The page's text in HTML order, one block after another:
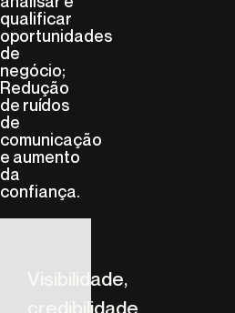
qualificar
oportunidades
de
negócio;
Redução
de ruídos
de
comunicação
e aumento
da
confiança.
Visibilidade,
credibilidade